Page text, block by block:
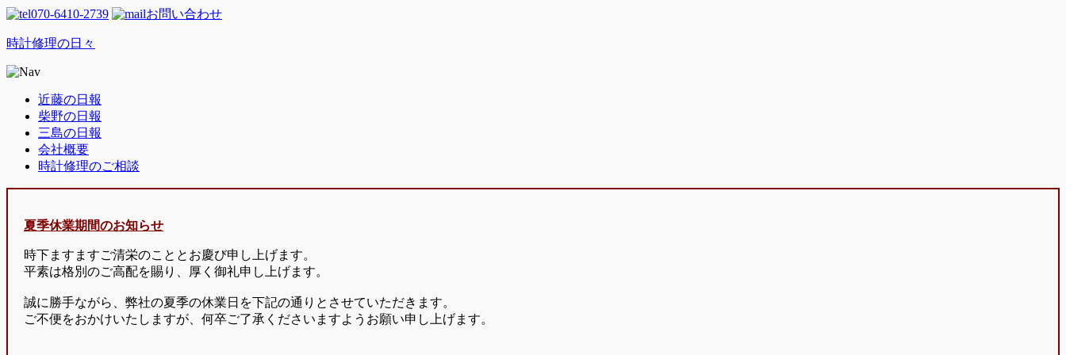
070-6410-2739 お問い合わせ
時計修理の日々
近藤の日報
柴野の日報
三島の日報
会社概要
時計修理のご相談
夏季休業期間のお知らせ
時下ますますご清栄のこととお慶び申し上げます。
平素は格別のご高配を賜り、厚く御礼申し上げます。
誠に勝手ながら、弊社の夏季の休業日を下記の通りとさせていただきます。
ご不便をおかけいたしますが、何卒ご了承くださいますようお願い申し上げます。